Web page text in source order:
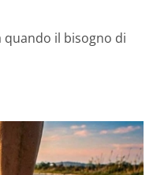
il bisogno di